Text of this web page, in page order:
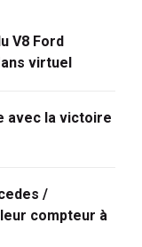
V8 Ford
virtuel
avec la victoire
/
compteur à